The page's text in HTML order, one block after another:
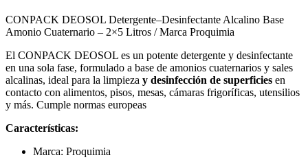
CONPACK DEOSOL Detergente–Desinfectante Alcalino Base
Amonio Cuaternario – 2×5 Litros / Marca Proquimia
El CONPACK DEOSOL es un potente detergente y desinfectante
en una sola fase, formulado a base de amonios cuaternarios y sales
alcalinas, ideal para la limpieza y desinfección de superficies en
contacto con alimentos, pisos, mesas, cámaras frigoríficas, utensilios
y más. Cumple normas europeas
Características:
Marca: Proquimia